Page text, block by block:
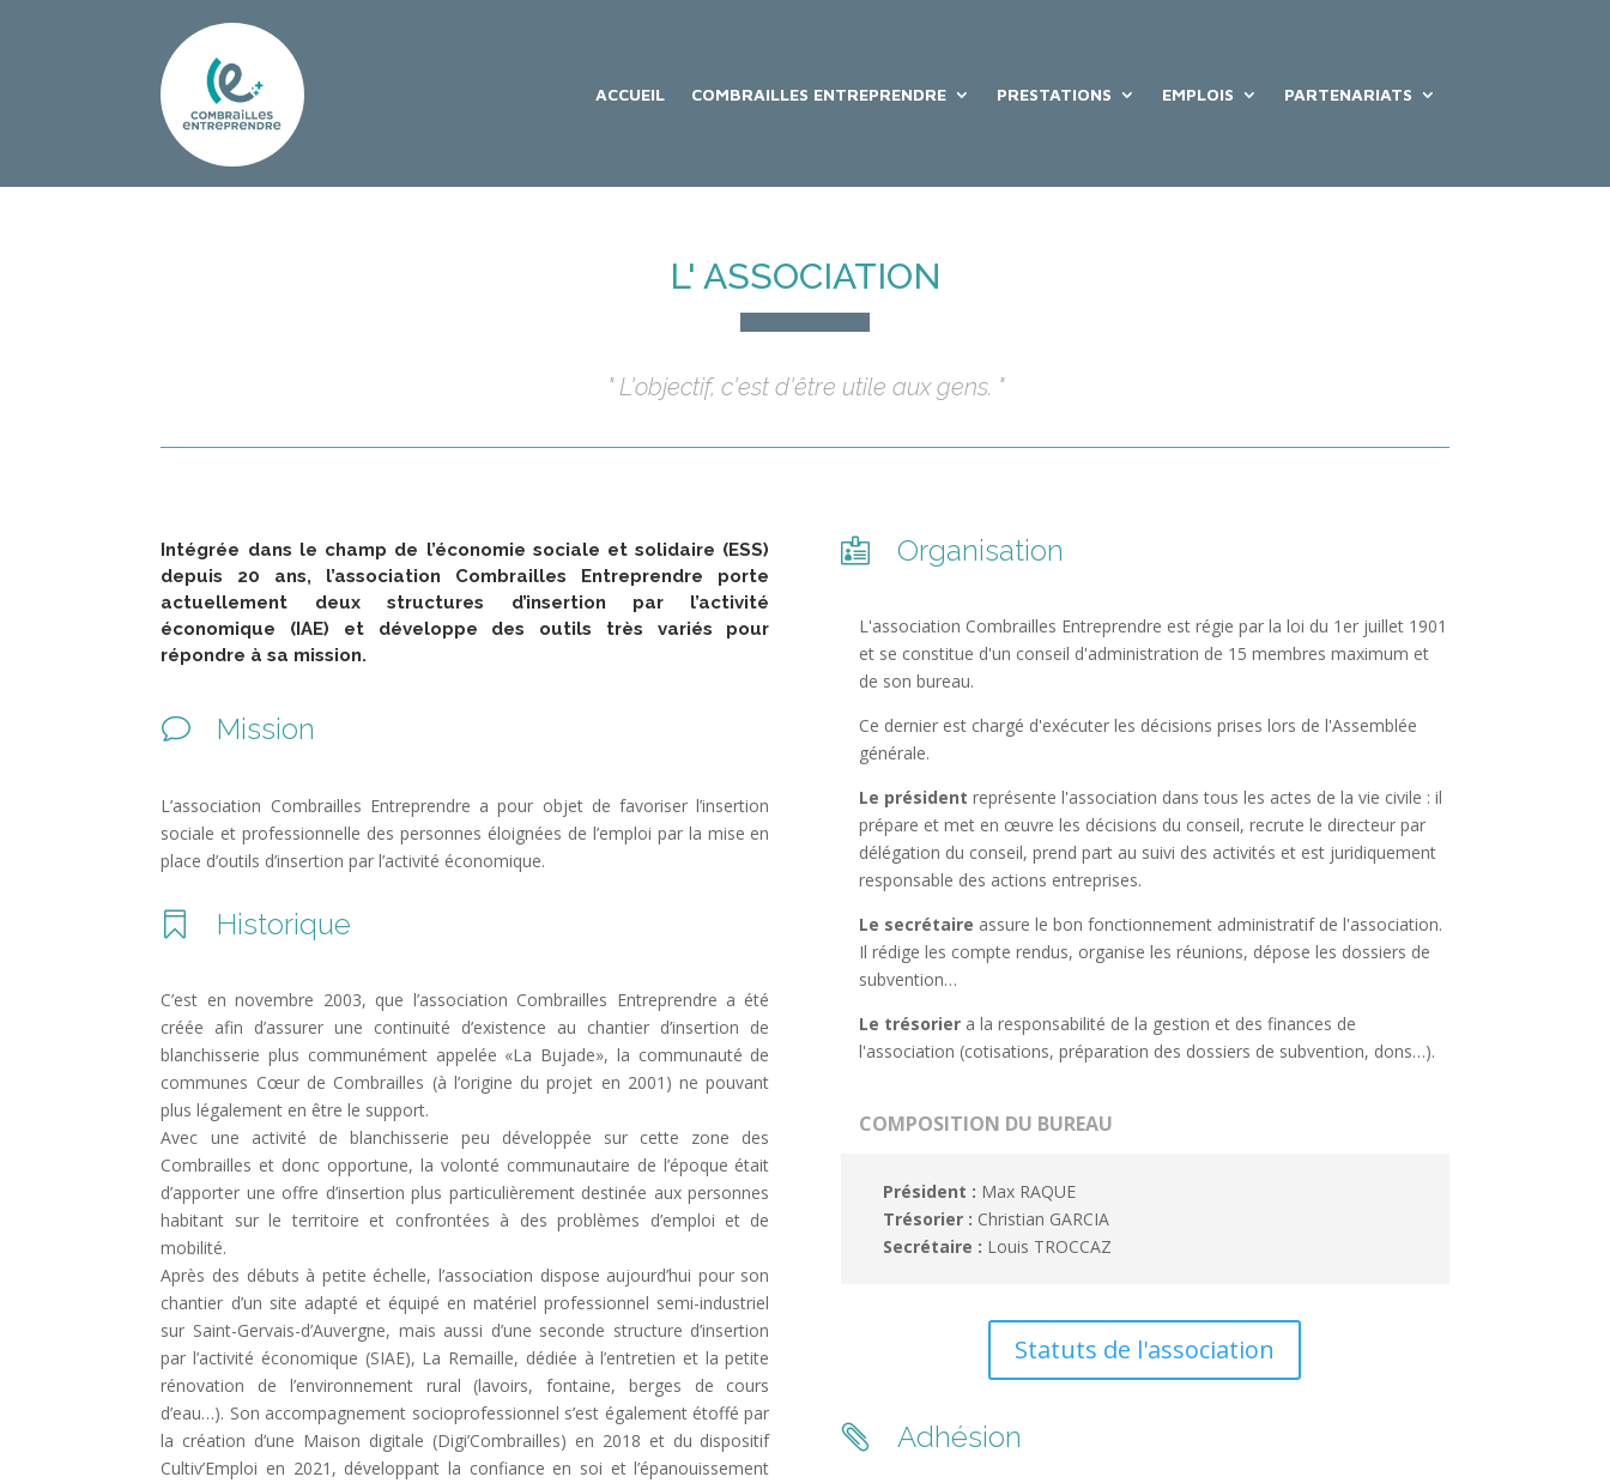
ACCUEIL COMBRAILLES ENTREPRENDRE PRESTATIONS EMPLOIS PARTENARIATS
L' ASSOCIATION
" L'objectif, c'est d'être utile aux gens. "
Intégrée dans le champ de l’économie sociale et solidaire (ESS)
depuis 20 ans, l’association Combrailles Entreprendre porte
actuellement deux structures d’insertion par l’activité
économique (IAE) et développe des outils très variés pour
répondre à sa mission.
v Mission
L’association Combrailles Entreprendre a pour objet de favoriser l’insertion
sociale et professionnelle des personnes éloignées de l’emploi par la mise en
place d’outils d’insertion par l’activité économique.
 Historique
C’est en novembre 2003, que l’association Combrailles Entreprendre a été
créée afin d’assurer une continuité d’existence au chantier d’insertion de
blanchisserie plus communément appelée «La Bujade», la communauté de
communes Cœur de Combrailles (à l’origine du projet en 2001) ne pouvant
plus légalement en être le support.
Avec une activité de blanchisserie peu développée sur cette zone des
Combrailles et donc opportune, la volonté communautaire de l’époque était
d’apporter une offre d’insertion plus particulièrement destinée aux personnes
habitant sur le territoire et confrontées à des problèmes d’emploi et de
mobilité.
Après des débuts à petite échelle, l’association dispose aujourd’hui pour son
chantier d’un site adapté et équipé en matériel professionnel semi-industriel
sur Saint-Gervais-d’Auvergne, mais aussi d’une seconde structure d’insertion
par l’activité économique (SIAE), La Remaille, dédiée à l’entretien et la petite
rénovation de l’environnement rural (lavoirs, fontaine, berges de cours
d’eau…). Son accompagnement socioprofessionnel s’est également étoffé par
la création d’une Maison digitale (Digi’Combrailles) en 2018 et du dispositif
Cultiv’Emploi en 2021, développant la confiance en soi et l’épanouissement
 Organisation
L'association Combrailles Entreprendre est régie par la loi du 1er juillet 1901
et se constitue d'un conseil d'administration de 15 membres maximum et
de son bureau.
Ce dernier est chargé d'exécuter les décisions prises lors de l'Assemblée
générale.
Le président représente l'association dans tous les actes de la vie civile : il
prépare et met en œuvre les décisions du conseil, recrute le directeur par
délégation du conseil, prend part au suivi des activités et est juridiquement
responsable des actions entreprises.
Le secrétaire assure le bon fonctionnement administratif de l'association.
Il rédige les compte rendus, organise les réunions, dépose les dossiers de
subvention…
Le trésoriera la responsabilité de la gestion et des finances de
l'association (cotisations, préparation des dossiers de subvention, dons…).
COMPOSITION DU BUREAU
Président : Max RAQUE
Trésorier : Christian GARCIA
Secrétaire : Louis TROCCAZ
Statuts de l'association
 Adhésion